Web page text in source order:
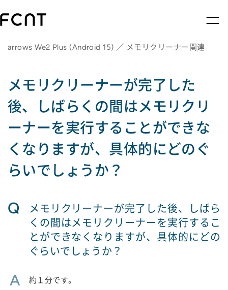
arrows We2 Plus (Android 15) ／ メモリクリーナー関連
メモリクリーナーが完了した
後、しばらくの間はメモリクリ
ーナーを実行することができな
くなりますが、具体的にどのぐ
らいでしょうか？
Q
メモリクリーナーが完了した後、しばら
くの間はメモリクリーナーを実行するこ
とができなくなりますが、具体的にどの
ぐらいでしょうか？
A 約１分です。